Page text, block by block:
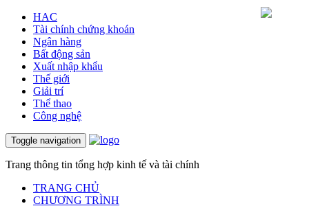
HAC
Tài chính chứng khoán
Ngân hàng
Bất động sản
Xuất nhập khẩu
Thế giới
Giải trí
Thể thao
Công nghệ
Toggle navigation
Trang thông tin tổng hợp kinh tế và tài chính
TRANG CHỦ
CHƯƠNG TRÌNH